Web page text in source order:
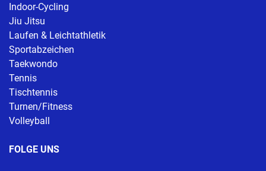
Indoor-Cycling
Jiu Jitsu
Laufen & Leichtathletik
Sportabzeichen
Taekwondo
Tennis
Tischtennis
Turnen/Fitness
Volleyball
FOLGE UNS